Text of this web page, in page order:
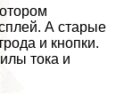
А старые
и кнопки.
тока и